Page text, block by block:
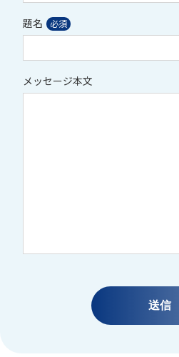
題名
メッセージ本文